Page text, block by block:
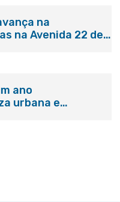
na
na Avenida 22 de
ano
urbana e